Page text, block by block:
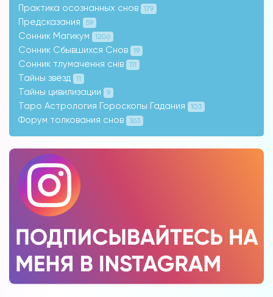
Практика осознанных снов 179
Предсказания 59
Сонник Магикум 1206
Сонник Сбывшихся Снов 19
Сонник тлумачення снів 111
Тайны звёзд 11
Тайны цивилизации 9
Таро Астрология Гороскопы Гадания 103
Форум толкования снов 363